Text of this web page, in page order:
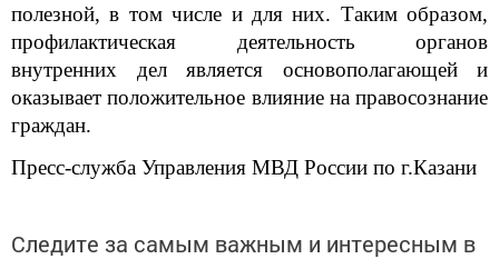
полезной, в том числе и для них. Таким образом,
профилактическая деятельность органов
внутренних дел является основополагающей и
оказывает положительное влияние на правосознание
граждан.
Пресс-служба Управления МВД России по г.Казани
Следите за самым важным и интересным в